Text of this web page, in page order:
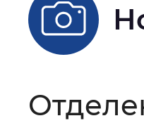
Шрифт:
Интервал